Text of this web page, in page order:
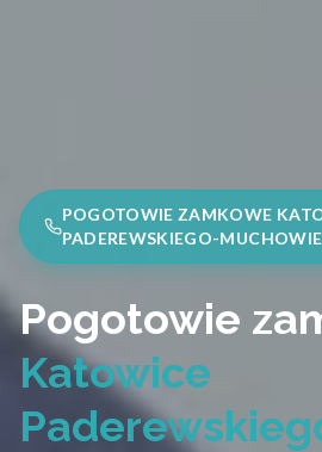
POGOTOWIE ZAMKOWE
PADEREWSKIEGO-
Pogotowie
Katowice